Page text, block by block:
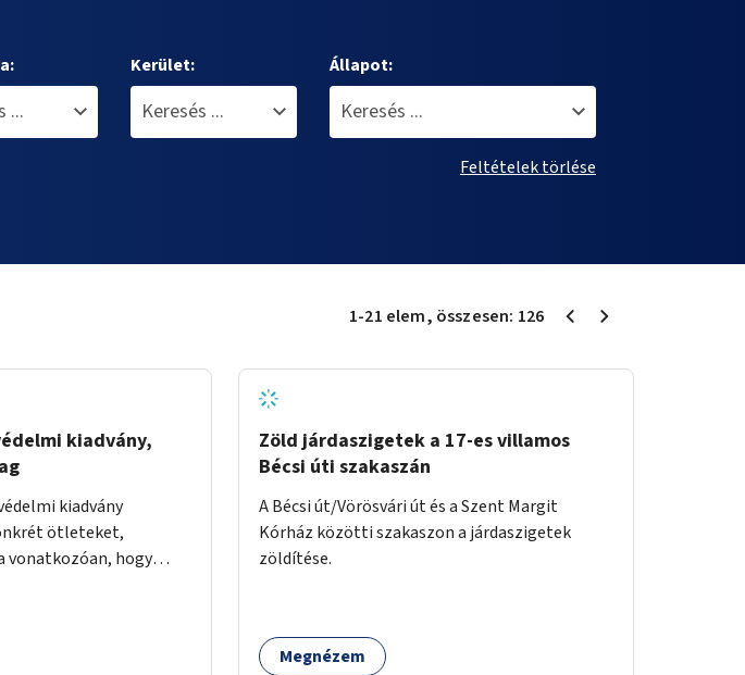
Kerület: Állapot:
Feltételek törlése
1-21 elem, összesen: 126
kiadvány,
kiadvány
ötleteket,
vonatkozóan, hogy
Zöld járdaszigetek a 17-es villamos
Bécsi úti szakaszán
A Bécsi út/Vörösvári út és a Szent Margit
Kórház közötti szakaszon a járdaszigetek
zöldítése.
Megnézem